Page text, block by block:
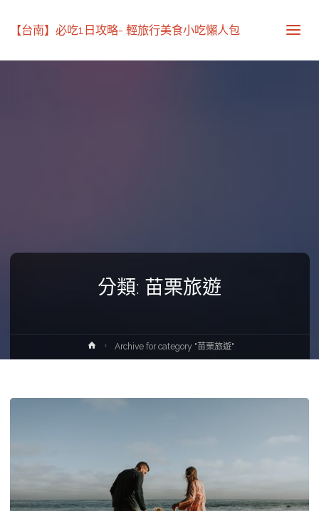
【台南】必吃1日攻略- 輕旅行美食小吃懶人包
分類: 苗栗旅遊
HomeArchive for category "苗栗旅遊"